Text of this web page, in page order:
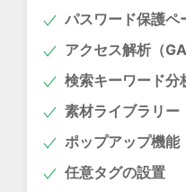
パスワード保護ペ
アクセス解析（
検索キーワード分
素材ライブラリー
ポップアップ機能
任意タグの設置